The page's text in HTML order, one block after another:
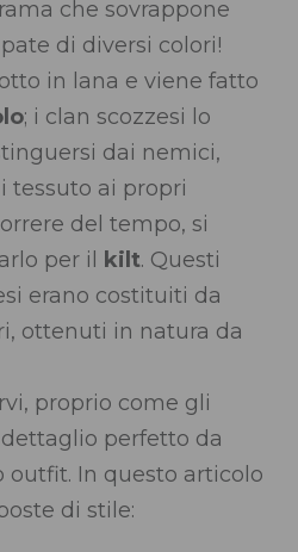
che sovrappone
di diversi colori!
in lana e viene fatto
; i clan scozzesi lo
dai nemici,
tessuto ai propri
del tempo, si
per il
kilt. Questi
erano costituiti da
ottenuti in natura da
proprio come gli
dettaglio perfetto da
outfit. In questo articolo
di stile: